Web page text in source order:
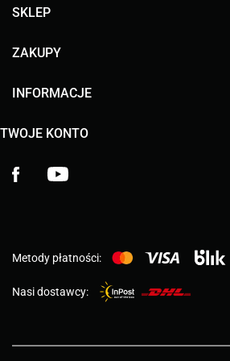
SKLEP
ZAKUPY
INFORMACJE
TWOJE KONTO
Facebook
Metody płatności:
Nasi dostawcy: